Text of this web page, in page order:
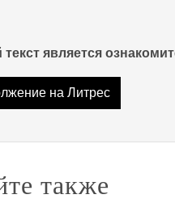
является
на Литрес
также